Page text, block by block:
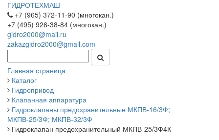
ГИДРОТЕХМАШ
+7 (965) 372-11-90 (многокан.)
+7 (495) 926-38-84 (многокан.)
gidro2000@mail.ru
zakazgidro2000@gmail.com
Главная страница
Каталог
Гидропривод
Клапанная аппаратура
Гидроклапаны предохранительные МКПВ-16/3Ф;
МКПВ-25/3Ф; МКПВ-32/3Ф
Гидроклапан предохранительный МКПВ-25/3Ф4К